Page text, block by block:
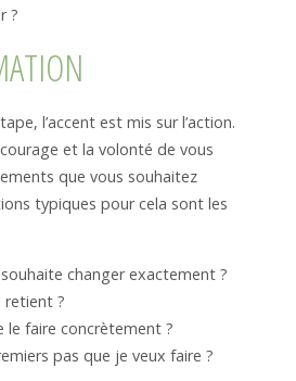
?
l’accent est mis sur l’action.
et la volonté de vous
que vous souhaitez
typiques pour cela sont les
changer exactement ?
retient ?
le faire concrètement ?
pas que je veux faire ?